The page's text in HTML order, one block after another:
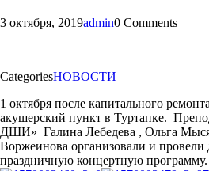
3 октября, 2019admin0 Comments
CategoriesНОВОСТИ
1 октября после капитального
акушерский пункт в Туртапке.
ДШИ» Галина Лебедева , Ольга
Воржеинова организовали и провели
праздничную концертную программу.